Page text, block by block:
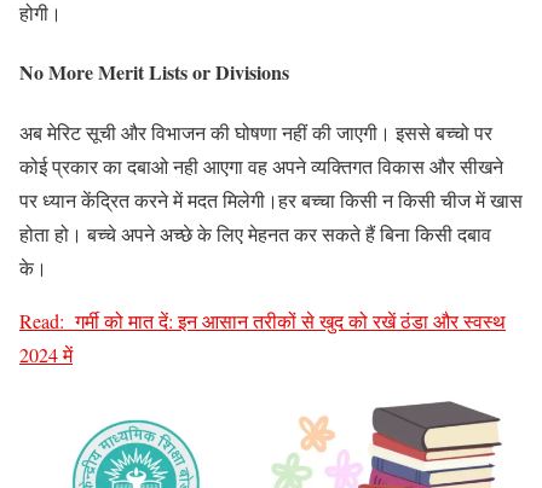
होगी।
No More Merit Lists or Divisions
अब मेरिट सूची और विभाजन की घोषणा नहीं की जाएगी। इससे बच्चो पर
कोई प्रकार का दबाओ नही आएगा वह अपने व्यक्तिगत विकास और सीखने
पर ध्यान केंद्रित करने में मदत मिलेगी।हर बच्चा किसी न किसी चीज में खास
होता हो। बच्चे अपने अच्छे के लिए मेहनत कर सकते हैं बिना किसी दबाव
के।
Read: गर्मी को मात दें: इन आसान तरीकों से खुद को रखें ठंडा और स्वस्थ
2024 में